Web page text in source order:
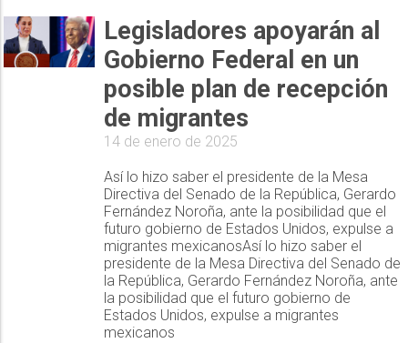
Legisladores apoyarán al
Gobierno Federal en un
posible plan de recepción
de migrantes
14 de enero de 2025
Así lo hizo saber el presidente de la Mesa
Directiva del Senado de la República, Gerardo
Fernández Noroña, ante la posibilidad que el
futuro gobierno de Estados Unidos, expulse a
migrantes mexicanosAsí lo hizo saber el
presidente de la Mesa Directiva del Senado de
la República, Gerardo Fernández Noroña, ante
la posibilidad que el futuro gobierno de
Estados Unidos, expulse a migrantes
mexicanos